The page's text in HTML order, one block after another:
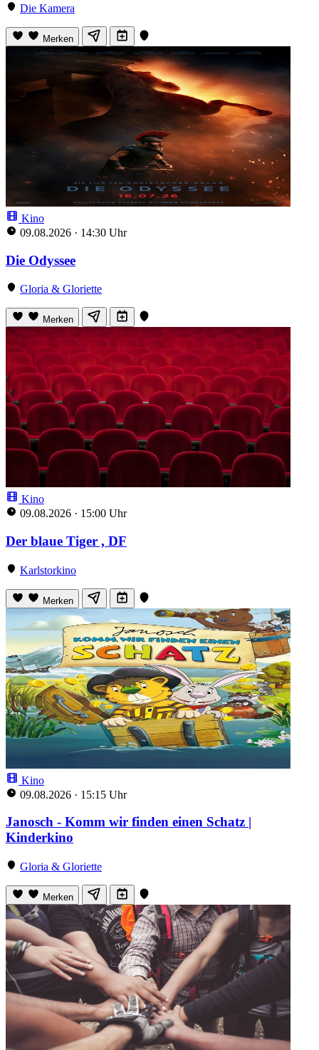
Die Kamera
Merken
Kino
09.08.2026 · 14:30 Uhr
Die Odyssee
Gloria & Gloriette
Merken
Kino
09.08.2026 · 15:00 Uhr
Der blaue Tiger , DF
Karlstorkino
Merken
Kino
09.08.2026 · 15:15 Uhr
Janosch - Komm wir finden einen Schatz |
Kinderkino
Gloria & Gloriette
Merken